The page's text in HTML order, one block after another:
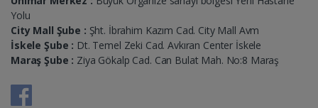
Yolu
City Mall Şube : Şht. İbrahim Kazım Cad. City Mall Avm
İskele Şube : Dt. Temel Zeki Cad. Avkıran Center İskele
Maraş Şube : Ziya Gökalp Cad. Can Bulat Mah. No:8 Maraş